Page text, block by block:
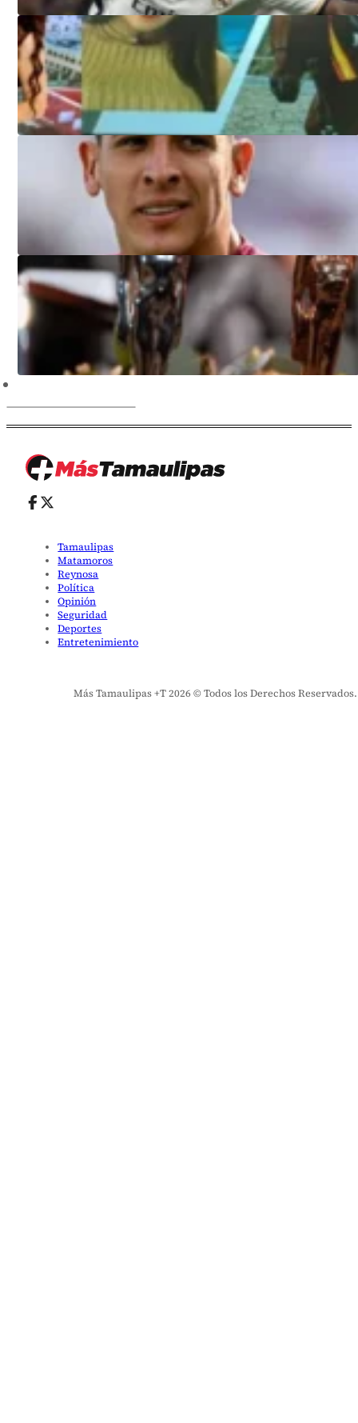
Tamaulipas
Matamoros
Reynosa
Política
Opinión
Seguridad
Deportes
Entretenimiento
Más Tamaulipas +T 2026 © Todos los Derechos